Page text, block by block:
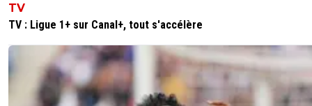
TV
TV : Ligue 1+ sur Canal+, tout s'accélère